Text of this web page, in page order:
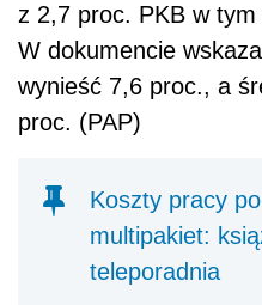
z 2,7 proc. PKB w
W dokumencie
wynieść 7,6 proc., a
proc. (PAP)
Koszty pracy
multipakiet:
teleporadnia